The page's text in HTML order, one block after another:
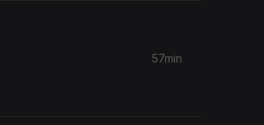
57min